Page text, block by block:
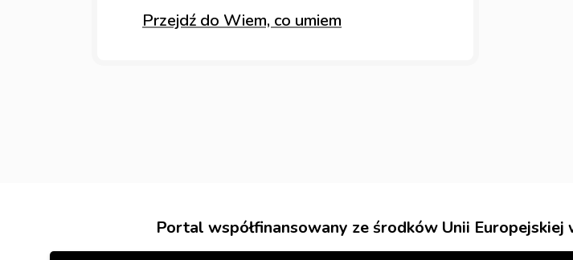
Przejdź do Wiem, co umiem
Portal współfinansowany ze środków Unii Europejskiej